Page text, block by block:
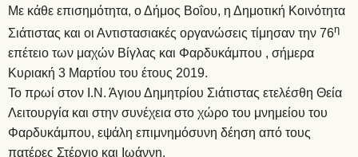
Με κάθε επισημότητα, ο Δήμος Βοΐου, η Δημοτική Κοινότητα
Σιάτιστας και οι Αντιστασιακές οργανώσεις τίμησαν την 76η
επέτειο των μαχών Βίγλας και Φαρδυκάμπου , σήμερα
Κυριακή 3 Μαρτίου του έτους 2019.
Το πρωί στον Ι.Ν. Άγιου Δημητρίου Σιάτιστας ετελέσθη Θεία
Λειτουργία και στην συνέχεια στο χώρο του μνημείου του
Φαρδυκάμπου, εψάλη επιμνημόσυνη δέηση από τους
πατέρες Στέργιο και Ιωάννη.